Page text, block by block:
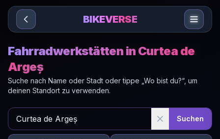
Sari la conținut
BIKEVERSE
Fahrradwerkstätten in Curtea de
Argeș
Suche nach Name oder Stadt oder tippe „Wo bist du?“, um
deinen Standort zu verwenden.
Suchen